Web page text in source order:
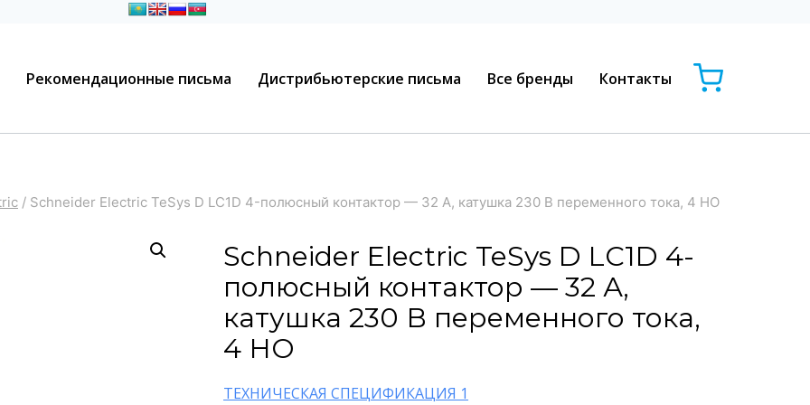
Рекомендационные письма Дистрибьютерские письма Все бренды Контакты
/ Schneider Electric TeSys D LC1D 4-полюсный контактор — 32 А, катушка 230 В переменного тока, 4 НО
Schneider Electric TeSys D LC1D 4-
полюсный контактор — 32 А,
катушка 230 В переменного тока,
4 НО
ТЕХНИЧЕСКАЯ СПЕЦИФИКАЦИЯ 1